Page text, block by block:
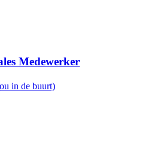
Medewerker
in de buurt)